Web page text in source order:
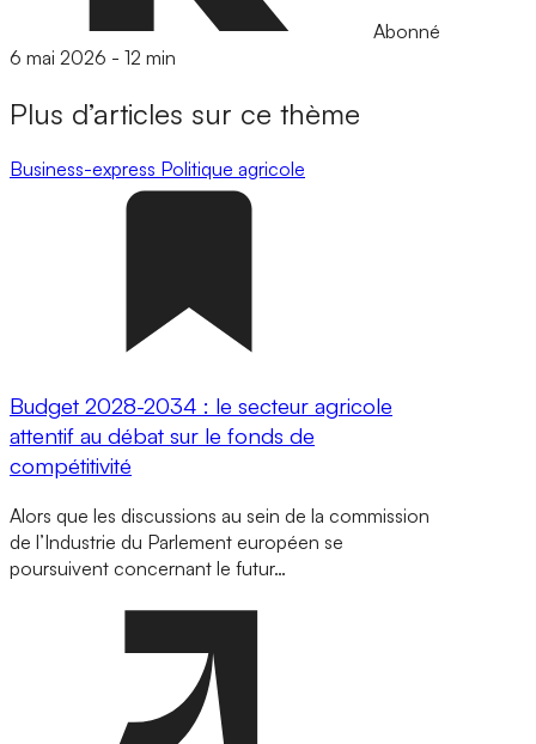
Abonné
6 mai 2026 - 12 min
Plus d’articles sur ce thème
Business-express Politique agricole
Budget 2028-2034 : le secteur agricole
attentif au débat sur le fonds de
compétitivité
Alors que les discussions au sein de la commission
de l’Industrie du Parlement européen se
poursuivent concernant le futur…